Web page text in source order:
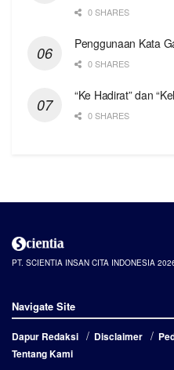
0 SHARES
Penggunaan Kata
0 SHARES
“Ke Hadirat” dan
0 SHARES
PT. SCIENTIA INSAN CITA INDONESIA
Navigate Site
Dapur Redaksi Disclaimer
Tentang Kami